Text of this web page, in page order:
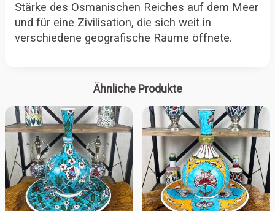
Stärke des Osmanischen Reiches auf dem Meer
und für eine Zivilisation, die sich weit in
verschiedene geografische Räume öffnete.
Ähnliche Produkte